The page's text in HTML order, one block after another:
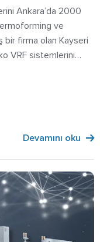
Ankara’da 2000
ve
bir firma olan Kayseri
VRF sistemlerini
Devamını oku